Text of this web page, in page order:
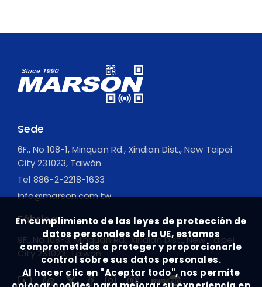
Sede
6F., No.108-1, Minquan Rd., Xindian Dist., New Taipei
City 231023, Taiwán
Tel 886-2-2218-1633
info@marson.com.tw
Fábrica
9F., No.108-3, Minquan Rd., Xindian Dist., New Taipei
City 231023, Taiwán
En cumplimiento de las leyes de protección de
datos personales de la UE, estamos
comprometidos a proteger y proporcionarle
control sobre sus datos personales.
Al hacer clic en "Aceptar todo", nos permite